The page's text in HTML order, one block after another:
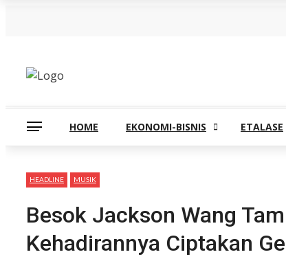
HOME EKONOMI-BISNIS ETALASE
HEADLINE MUSIK
Besok Jackson Wang
Kehadirannya Ciptakan